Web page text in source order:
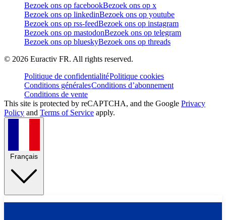
Bezoek ons op facebookBezoek ons op x
Bezoek ons op linkedinBezoek ons op youtube
Bezoek ons op rss-feedBezoek ons op instagram
Bezoek ons op mastodonBezoek ons op telegram
Bezoek ons op blueskyBezoek ons op threads
© 2026 Euractiv FR. All rights reserved.
Politique de confidentialitéPolitique cookies
Conditions généralesConditions d’abonnement
Conditions de vente
This site is protected by reCAPTCHA, and the Google Privacy
Policy and Terms of Service apply.
Français